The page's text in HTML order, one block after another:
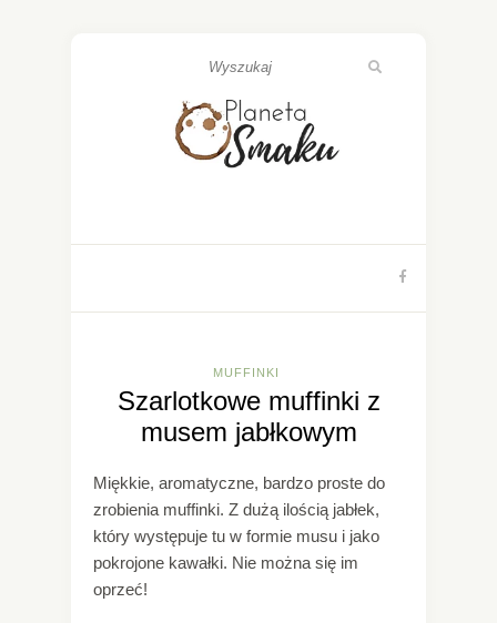
MUFFINKI
Szarlotkowe muffinki z
musem jabłkowym
Miękkie, aromatyczne, bardzo proste do
zrobienia muffinki. Z dużą ilością jabłek,
który występuje tu w formie musu i jako
pokrojone kawałki. Nie można się im
oprzeć!